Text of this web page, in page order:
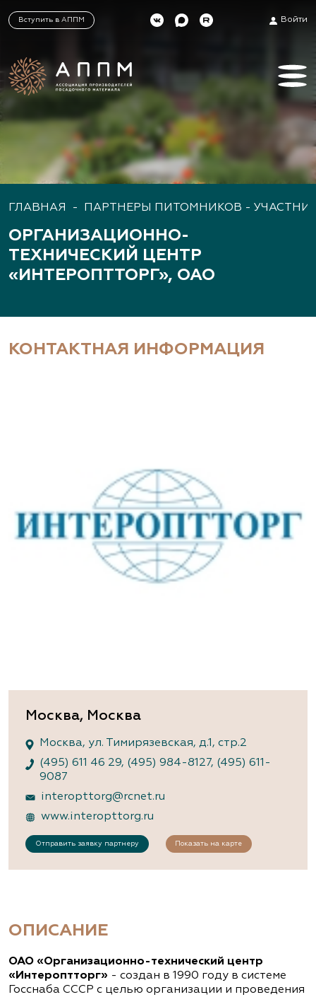
Вступить в АППМ Войти
ГЛАВНАЯ - ПАРТНЕРЫ ПИТОМНИКОВ -
ОРГАНИЗАЦИОННО-
ТЕХНИЧЕСКИЙ ЦЕНТР
«ИНТЕРОПТТОРГ», ОАО
КОНТАКТНАЯ ИНФОРМАЦИЯ
Москва, Москва
Москва, ул. Тимирязевская, д.1, стр.2
(495) 611 46 29, (495) 984-8127, (495) 611-
9087
interopttorg@rcnet.ru
www.interopttorg.ru
Отправить заявку партнеру Показать на карте
ОПИСАНИЕ
ОАО «Организационно-технический центр
«Интероптторг» - создан в 1990 году в системе
Госснаба СССР с целью организации и проведения